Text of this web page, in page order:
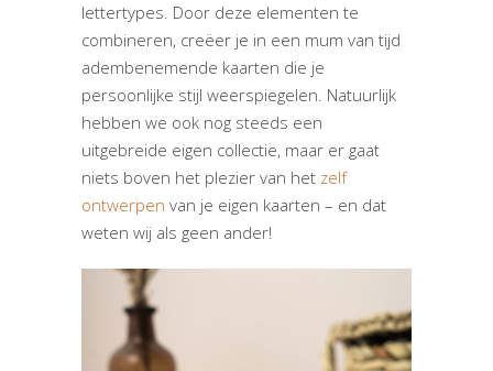
lettertypes. Door deze elementen te
combineren, creëer je in een mum van tijd
adembenemende kaarten die je
persoonlijke stijl weerspiegelen. Natuurlijk
hebben we ook nog steeds een
uitgebreide eigen collectie, maar er gaat
niets boven het plezier van het zelf
ontwerpen van je eigen kaarten – en dat
weten wij als geen ander!